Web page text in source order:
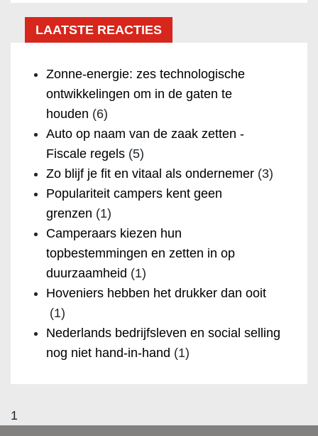
LAATSTE REACTIES
Zonne-energie: zes technologische
ontwikkelingen om in de gaten te
houden (6)
Auto op naam van de zaak zetten -
Fiscale regels (5)
Zo blijf je fit en vitaal als ondernemer (3)
Populariteit campers kent geen
grenzen (1)
Camperaars kiezen hun
topbestemmingen en zetten in op
duurzaamheid (1)
Hoveniers hebben het drukker dan ooit
(1)
Nederlands bedrijfsleven en social selling
nog niet hand-in-hand (1)
1